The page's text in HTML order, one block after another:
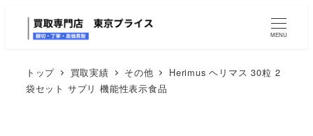
MENU
トップ 買取実績 その他
Herimus ヘリマス 30粒 2
袋セット サプリ 機能性表示食品